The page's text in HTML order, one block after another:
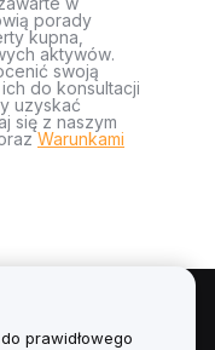
porady
kupna,
aktywów.
swoją
do konsultacji
uzyskać
się z naszym
Warunkami
prawidłowego